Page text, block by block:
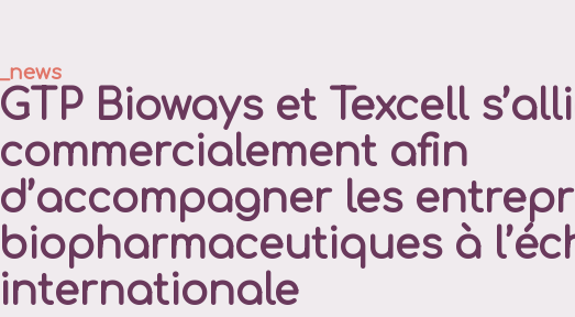
GTP Bioways et Texcell
commercialement afin
d’accompagner les
biopharmaceutiques à
internationale